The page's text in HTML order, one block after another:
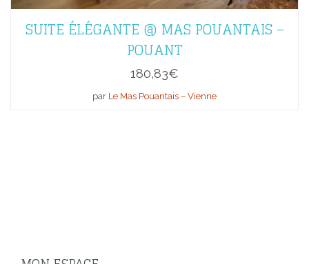
SUITE ÉLÉGANTE @ MAS POUANTAIS –
POUANT
180,83€
par Le Mas Pouantais – Vienne